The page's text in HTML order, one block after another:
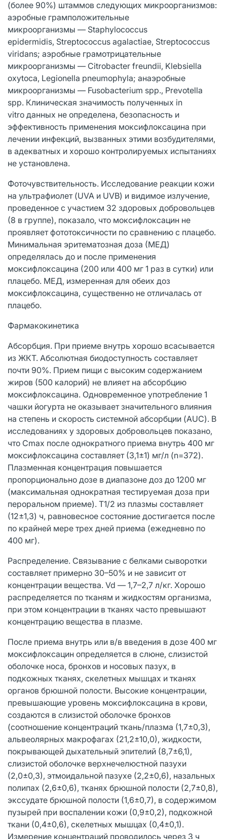
(более 90%) штаммов следующих микроорганизмов:
аэробные грамположительные
микроорганизмы — Staphylococcus
epidermidis, Streptococcus agalactiae, Streptococcus
viridans; аэробные грамотрицательные
микроорганизмы — Citrobacter freundii, Klebsiella
oxytoca, Legionella pneumophyla; анаэробные
микроорганизмы — Fusobacterium spp., Prevotella
spp. Клиническая значимость полученных in
vitro данных не определена, безопасность и
эффективность применения моксифлоксацина при
лечении инфекций, вызванных этими возбудителями,
в адекватных и хорошо контролируемых испытаниях
не установлена.
Фоточувствительность. Исследование реакции кожи
на ультрафиолет (UVA и UVB) и видимое излучение,
проведенное с участием 32 здоровых добровольцев
(8 в группе), показало, что моксифлоксацин не
проявляет фототоксичности по сравнению с плацебо.
Минимальная эритематозная доза (МЕД)
определялась до и после применения
моксифлоксацина (200 или 400 мг 1 раз в сутки) или
плацебо. МЕД, измеренная для обеих доз
моксифлоксацина, существенно не отличалась от
плацебо.
Фармакокинетика
Абсорбция. При приеме внутрь хорошо всасывается
из ЖКТ. Абсолютная биодоступность составляет
почти 90%. Прием пищи с высоким содержанием
жиров (500 калорий) не влияет на абсорбцию
моксифлоксацина. Одновременное употребление 1
чашки йогурта не оказывает значительного влияния
на степень и скорость системной абсорбции (AUC). В
исследованиях у здоровых добровольцев показано,
что Cmax после однократного приема внутрь 400 мг
моксифлоксацина составляет (3,1±1) мг/л (n=372).
Плазменная концентрация повышается
пропорционально дозе в диапазоне доз до 1200 мг
(максимальная однократная тестируемая доза при
пероральном приеме). Т1/2 из плазмы составляет
(12±1,3) ч, равновесное состояние достигается после
по крайней мере трех дней приема (ежедневно по
400 мг).
Распределение. Связывание с белками сыворотки
составляет примерно 30–50% и не зависит от
концентрации вещества. Vd — 1,7–2,7 л/кг. Хорошо
распределяется по тканям и жидкостям организма,
при этом концентрации в тканях часто превышают
концентрацию вещества в плазме.
После приема внутрь или в/в введения в дозе 400 мг
моксифлоксацин определяется в слюне, слизистой
оболочке носа, бронхов и носовых пазух, в
подкожных тканях, скелетных мышцах и тканях
органов брюшной полости. Высокие концентрации,
превышающие уровень моксифлоксацина в крови,
создаются в слизистой оболочке бронхов
(соотношение концентраций ткань/плазма (1,7±0,3),
альвеолярных макрофагах (21,2±10,0), жидкости,
покрывающей дыхательный эпителий (8,7±6,1),
слизистой оболочке верхнечелюстной пазухи
(2,0±0,3), этмоидальной пазухе (2,2±0,6), назальных
полипах (2,6±0,6), тканях брюшной полости (2,7±0,8),
экссудате брюшной полости (1,6±0,7), в содержимом
пузырей при воспалении кожи (0,9±0,2), подкожной
ткани (0,4±0,6), скелетных мышцах (0,4±0,1).
Измерение концентраций проводилось через 3 ч